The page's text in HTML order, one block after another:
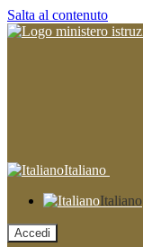
Salta al contenuto
Italiano
Italiano
Accedi